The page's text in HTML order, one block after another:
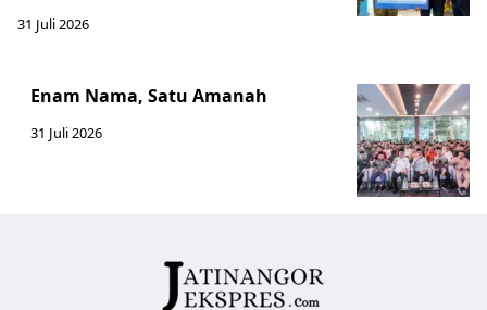
31 Juli 2026
Enam Nama, Satu Amanah
31 Juli 2026